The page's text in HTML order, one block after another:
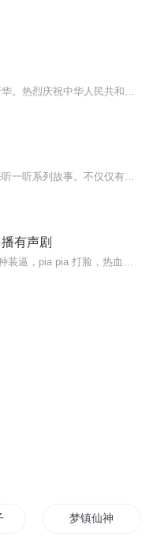
有声剧
梦镇仙神